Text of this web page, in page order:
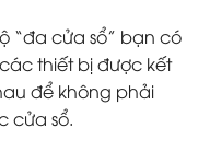
“đa cửa sổ” bạn có
thiết bị được kết
để không phải
cửa sổ.